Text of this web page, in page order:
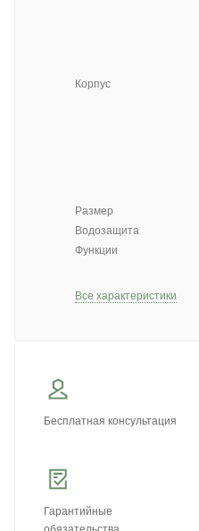
Корпус
Размер
Водозащита
Функции
Все характеристики
Бесплатная консультация
Гарантийные